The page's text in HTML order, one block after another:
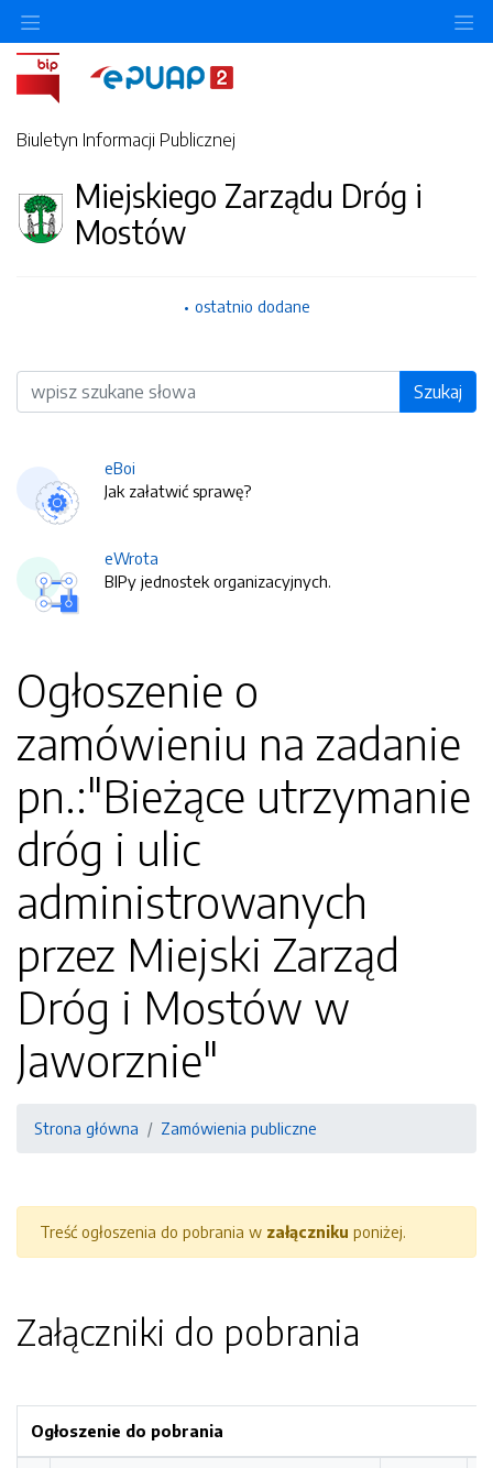
Biuletyn Informacji Publicznej
Miejskiego Zarządu Dróg i
Mostów
ostatnio dodane
Wyszukiwarka Szukaj
eBoi
Jak załatwić sprawę?
eWrota
BIPy jednostek organizacyjnych.
Ogłoszenie o
zamówieniu na zadanie
pn.:"Bieżące utrzymanie
dróg i ulic
administrowanych
przez Miejski Zarząd
Dróg i Mostów w
Jaworznie"
Strona główna Zamówienia publiczne
Treść ogłoszenia do pobrania w załączniku poniżej.
Załączniki do pobrania
Ogłoszenie do pobrania